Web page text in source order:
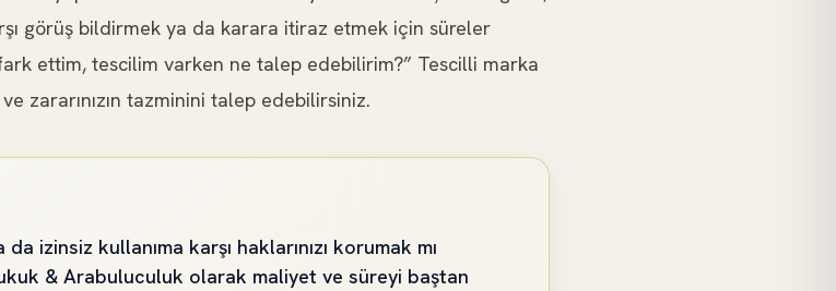
görüş bildirmek ya da karara itiraz etmek için süreler
ettim, tescilim varken ne talep edebilirim?” Tescilli marka
zararınızın tazminini talep edebilirsiniz.
izinsiz kullanıma karşı haklarınızı korumak mı
& Arabuluculuk olarak maliyet ve süreyi baştan